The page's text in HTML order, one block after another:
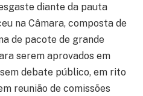
diante da pauta
na Câmara, composta de
de pacote de grande
serem aprovados em
debate público, em rito
reunião de comissões